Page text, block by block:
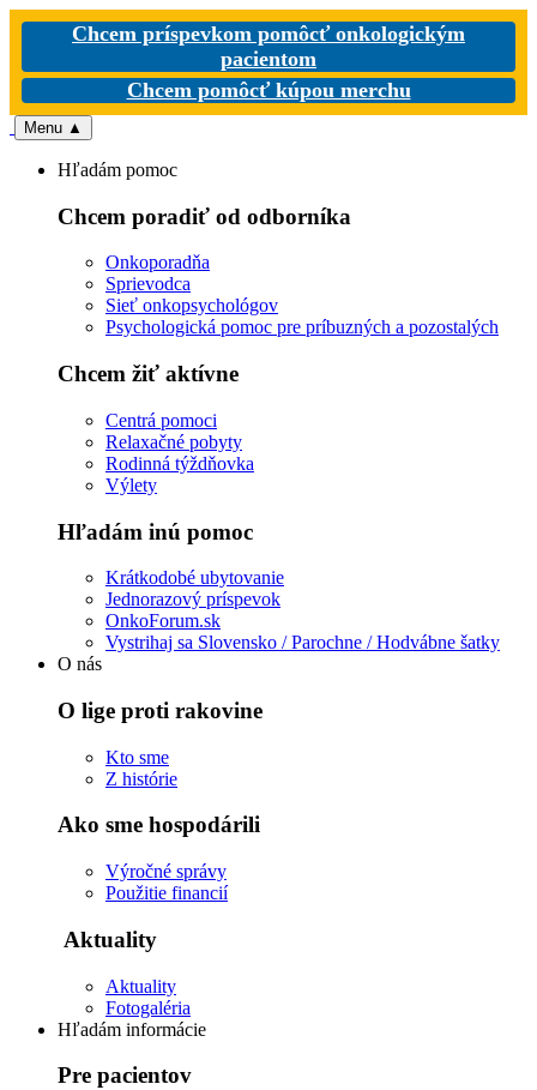
Chcem príspevkom pomôcť onkologickým
pacientom
Chcem pomôcť kúpou merchu
Menu ▲
Hľadám pomoc
Chcem poradiť od odborníka
Onkoporadňa
Sprievodca
Sieť onkopsychológov
Psychologická pomoc pre príbuzných a pozostalých
Chcem žiť aktívne
Centrá pomoci
Relaxačné pobyty
Rodinná týždňovka
Výlety
Hľadám inú pomoc
Krátkodobé ubytovanie
Jednorazový príspevok
OnkoForum.sk
Vystrihaj sa Slovensko / Parochne / Hodvábne šatky
O nás
O lige proti rakovine
Kto sme
Z histórie
Ako sme hospodárili
Výročné správy
Použitie financií
Aktuality
Aktuality
Fotogaléria
Hľadám informácie
Pre pacientov